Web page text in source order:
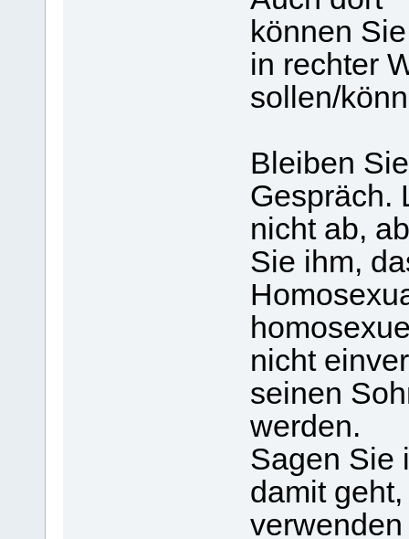
können
in rechter
sollen/
Bleiben
Gespräch.
nicht ab,
Sie ihm,
nicht
seinen
werden.
Sagen Sie
damit